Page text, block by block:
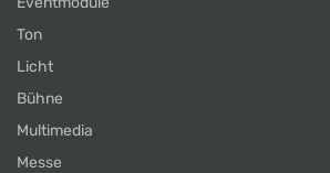
Ton
Licht
Bühne
Multimedia
Messe